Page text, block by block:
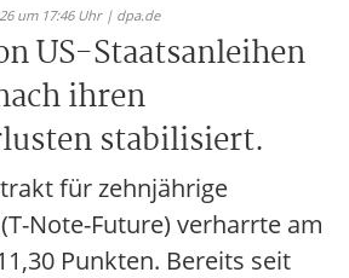
um 17:46 Uhr | dpa.de
US-Staatsanleihen
ihren
stabilisiert.
für zehnjährige
Note-Future) verharrte am
Punkten. Bereits seit